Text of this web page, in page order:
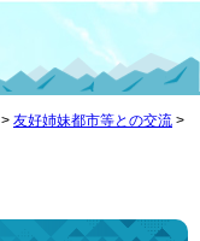
> 友好姉妹都市等との交流 >